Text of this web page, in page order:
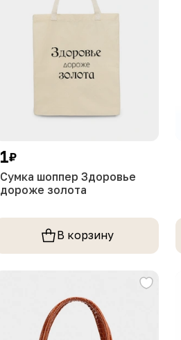
1₽
Сумка шоппер Здоровье
дороже золота
В корзину